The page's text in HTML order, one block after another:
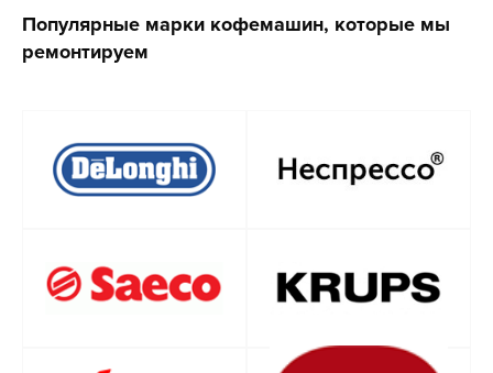
Популярные марки кофемашин, которые мы
ремонтируем